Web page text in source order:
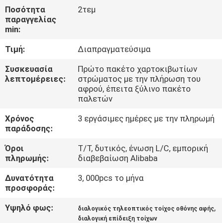
ΈΛΕΓΧΟΣ
ΕΛΆΤΕ
ΣΕ
ΕΠΑΦΉ
ΕΙΔΉΣΕΙΣ
ΈΝΑ
ΑΠΌΣΠΑΣΜΑ
Ποσότητα
παραγγελίας
min:
2τεμ
Τιμή:
Διαπραγματεύσιμα
Συσκευασία
λεπτομέρειες:
Πρώτο πακέτο χαρτοκιβωτίων
στρώματος με την πλήρωση του
αφρού, έπειτα ξύλινο πακέτο
παλετών
Χρόνος
παράδοσης:
3 εργάσιμες ημέρες με την πληρωμή
Όροι
πληρωμής:
T/T, δυτικός, ένωση L/C, εμπορική
διαβεβαίωση Alibaba
Δυνατότητα
προσφοράς:
3, 000pcs το μήνα
Υψηλό φως: διαλογικός τηλεοπτικός τοίχος οθόνης αφής,
διαλογική επίδειξη τοίχων